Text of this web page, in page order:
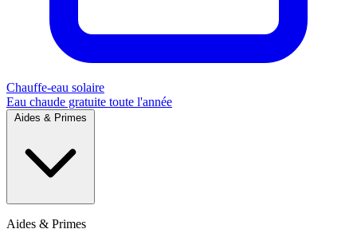
Chauffe-eau solaire
Eau chaude gratuite toute l'année
Aides & Primes